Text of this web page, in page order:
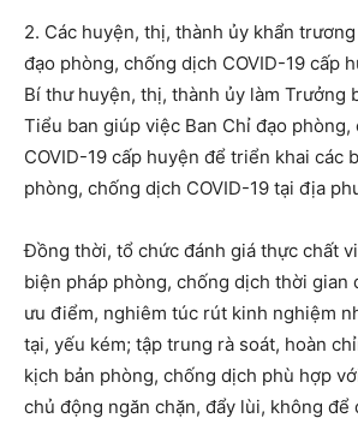
2. Các huyện, thị, thành ủy khẩn
đạo phòng, chống dịch COVID-19 cấp
Bí thư huyện, thị, thành ủy làm Trưởng
Tiểu ban giúp việc Ban Chỉ đạo phòng,
COVID-19 cấp huyện để triển khai các
phòng, chống dịch COVID-19 tại địa
Đồng thời, tổ chức đánh giá thực chất
biện pháp phòng, chống dịch thời gian
ưu điểm, nghiêm túc rút kinh nghiệm
tại, yếu kém; tập trung rà soát, hoàn
kịch bản phòng, chống dịch phù hợp
chủ động ngăn chặn, đẩy lùi, không để